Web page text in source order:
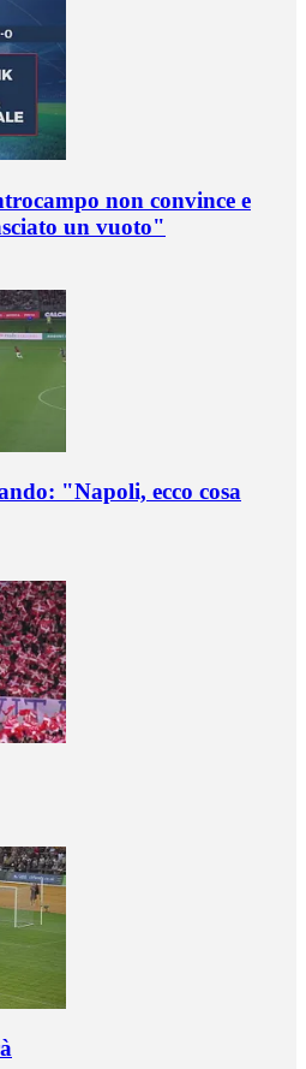
non convince e
un vuoto"
"Napoli, ecco cosa